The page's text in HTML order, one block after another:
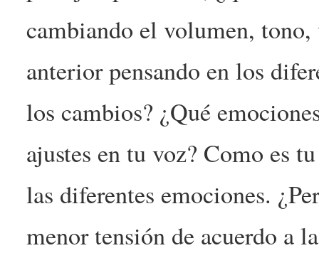
cambiando el volumen,
anterior pensando en los
los cambios? ¿Qué
ajustes en tu voz? Como es
las diferentes emociones.
menor tensión de acuerdo a